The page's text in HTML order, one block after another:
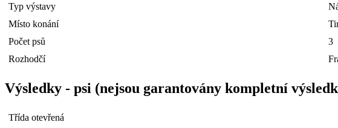
Typ výstavy
Místo konání
Počet psů
3
Rozhodčí
Výsledky - psi (nejsou garantovány kompletní
Třída otevřená